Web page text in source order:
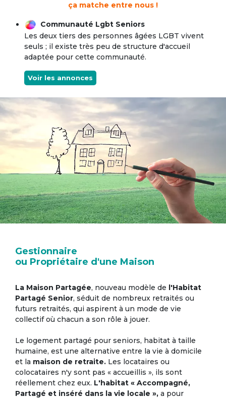
ça matche entre nous !
Communauté Lgbt Seniors
Les deux tiers des personnes âgées LGBT vivent
seuls ; il existe très peu de structure d'accueil
adaptée pour cette communauté.
Voir les annonces
Gestionnaire
ou Propriétaire d'une Maison
La Maison Partagée, nouveau modèle de l'Habitat
Partagé Senior, séduit de nombreux retraités ou
futurs retraités, qui aspirent à un mode de vie
collectif où chacun a son rôle à jouer.
Le logement partagé pour seniors, habitat à taille
humaine, est une alternative entre la vie à domicile
et la maison de retraite. Les locataires ou
colocataires n'y sont pas « accueillis », ils sont
réellement chez eux. L'habitat « Accompagné,
Partagé et inséré dans la vie locale », a pour